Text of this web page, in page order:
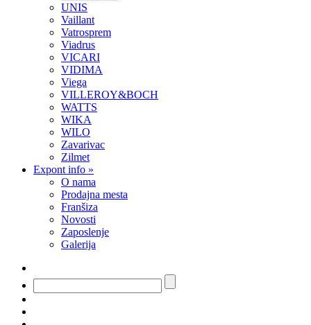
UNIS
Vaillant
Vatrosprem
Viadrus
VICARI
VIDIMA
Viega
VILLEROY&BOCH
WATTS
WIKA
WILO
Zavarivac
Zilmet
Expont info »
O nama
Prodajna mesta
Franšiza
Novosti
Zaposlenje
Galerija